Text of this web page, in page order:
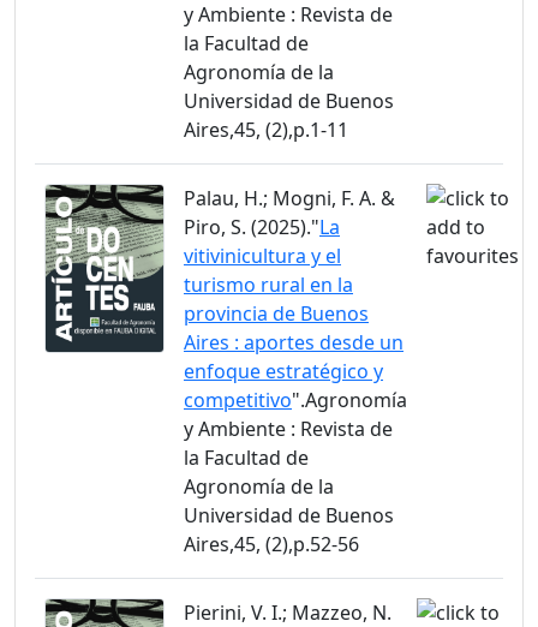
y Ambiente : Revista de
la Facultad de
Agronomía de la
Universidad de Buenos
Aires,45, (2),p.1-11
Palau, H.; Mogni, F. A. &
Piro, S. (2025)."La
vitivinicultura y el
turismo rural en la
provincia de Buenos
Aires : aportes desde un
enfoque estratégico y
competitivo".Agronomía
y Ambiente : Revista de
la Facultad de
Agronomía de la
Universidad de Buenos
Aires,45, (2),p.52-56
Pierini, V. I.; Mazzeo, N.